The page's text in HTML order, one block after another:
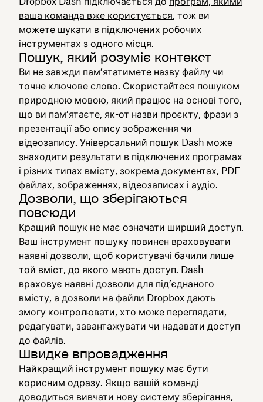
ваша команда вже користується, тож ви
можете шукати в підключених робочих
інструментах з одного місця.
Пошук, який розуміє контекст
Ви не завжди пам’ятатимете назву файлу чи
точне ключове слово. Скористайтеся пошуком
природною мовою, який працює на основі того,
що ви пам’ятаєте, як-от назви проєкту, фрази з
презентації або опису зображення чи
відеозапису. Універсальний пошук Dash може
знаходити результати в підключених програмах
і різних типах вмісту, зокрема документах, PDF-
файлах, зображеннях, відеозаписах і аудіо.
Дозволи, що зберігаються
повсюди
Кращий пошук не має означати ширший доступ.
Ваш інструмент пошуку повинен враховувати
наявні дозволи, щоб користувачі бачили лише
той вміст, до якого мають доступ. Dash
враховує наявні дозволи для під’єднаного
вмісту, а дозволи на файли Dropbox дають
змогу контролювати, хто може переглядати,
редагувати, завантажувати чи надавати доступ
до файлів.
Швидке впровадження
Найкращий інструмент пошуку має бути
корисним одразу. Якщо вашій команді
доводиться вивчати нову систему зберігання,